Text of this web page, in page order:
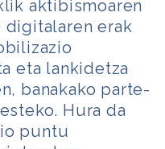
aktibismoaren
digitalaren erak
eta lankidetza
banakako parte-
Hura da
puntu